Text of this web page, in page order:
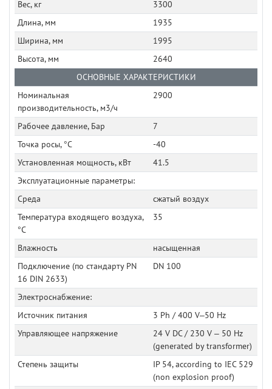
Вес, кг
3300
Длина, мм
1935
Ширина, мм
1995
Высота, мм
2640
ОСНОВНЫЕ ХАРАКТЕРИСТИКИ
Номинальная
производительность, м3/ч
2900
Рабочее давление, Бар
7
Точка росы, °C
-40
Установленная мощность, кВт
41.5
Эксплуатационные параметры:
Среда
сжатый воздух
Температура входящего воздуха,
°C
35
Влажность
насыщенная
Подключение (по стандарту PN
16 DIN 2633)
DN 100
Электроснабжение:
Источник питания
3 Ph / 400 V–50 Hz
Управляющее напряжение
24 V DC / 230 V – 50 Hz
(generated by transformer)
Степень защиты
IP 54, according to IEC 529
(non explosion proof)